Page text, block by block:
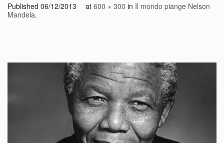
Published 06/12/2013 at 600 × 300 in Il mondo piange Nelson
Mandela.